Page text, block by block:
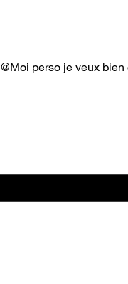
@Moi perso je veux